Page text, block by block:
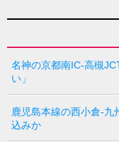
名神の京都南IC-高槻
い」
鹿児島本線の西小倉-九
込みか